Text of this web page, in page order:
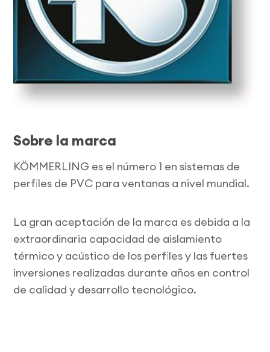
Sobre la marca
KÖMMERLING es el número 1 en sistemas de
perfiles de PVC para ventanas a nivel mundial.
La gran aceptación de la marca es debida a la
extraordinaria capacidad de aislamiento
térmico y acústico de los perfiles y las fuertes
inversiones realizadas durante años en control
de calidad y desarrollo tecnológico.